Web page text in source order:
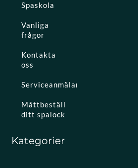
Spaskola
Vanliga
frågor
Kontakta
oss
Serviceanmälan
Måttbeställ
ditt spalock
Kategorier